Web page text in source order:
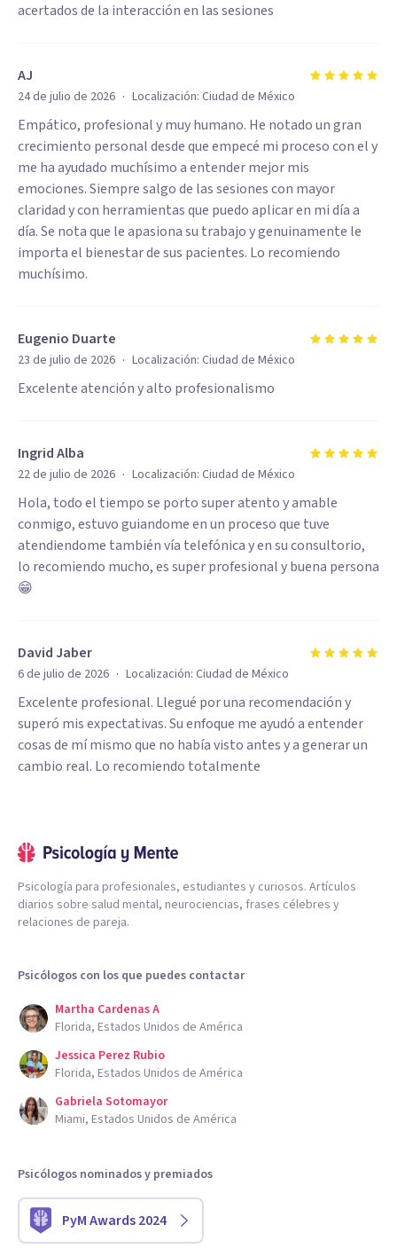
acertados de la interacción en las sesiones
AJ
24 de julio de 2026 · Localización: Ciudad de México
Empático, profesional y muy humano. He notado un gran
crecimiento personal desde que empecé mi proceso con el y
me ha ayudado muchísimo a entender mejor mis
emociones. Siempre salgo de las sesiones con mayor
claridad y con herramientas que puedo aplicar en mi día a
día. Se nota que le apasiona su trabajo y genuinamente le
importa el bienestar de sus pacientes. Lo recomiendo
muchísimo.
Eugenio Duarte
23 de julio de 2026 · Localización: Ciudad de México
Excelente atención y alto profesionalismo
Ingrid Alba
22 de julio de 2026 · Localización: Ciudad de México
Hola, todo el tiempo se porto super atento y amable
conmigo, estuvo guiandome en un proceso que tuve
atendiendome también vía telefónica y en su consultorio,
lo recomiendo mucho, es super profesional y buena persona
😁
David Jaber
6 de julio de 2026 · Localización: Ciudad de México
Excelente profesional. Llegué por una recomendación y
superó mis expectativas. Su enfoque me ayudó a entender
cosas de mí mismo que no había visto antes y a generar un
cambio real. Lo recomiendo totalmente
Psicología para profesionales, estudiantes y curiosos. Artículos
diarios sobre salud mental, neurociencias, frases célebres y
relaciones de pareja.
Psicólogos con los que puedes contactar
Martha Cardenas A
Florida, Estados Unidos de América
Jessica Perez Rubio
Florida, Estados Unidos de América
Gabriela Sotomayor
Miami, Estados Unidos de América
Psicólogos nominados y premiados
PyM Awards 2024